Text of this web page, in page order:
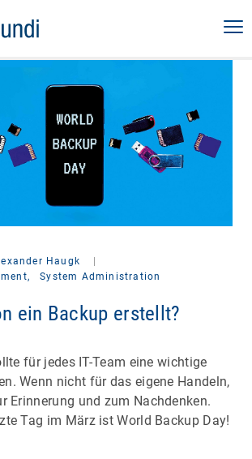
Haugk
System Administration
ein Backup erstellt?
für jedes IT-Team eine wichtige
Wenn nicht für das eigene Handeln,
Erinnerung und zum Nachdenken.
Tag im März ist World Backup Day!